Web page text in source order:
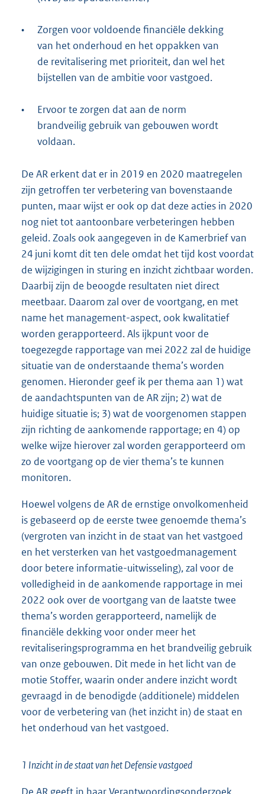
•
Zorgen voor voldoende financiële dekking
van het onderhoud en het oppakken van
de revitalisering met prioriteit, dan wel het
bijstellen van de ambitie voor vastgoed.
•
Ervoor te zorgen dat aan de norm
brandveilig gebruik van gebouwen wordt
voldaan.
De AR erkent dat er in 2019 en 2020 maatregelen
zijn getroffen ter verbetering van bovenstaande
punten, maar wijst er ook op dat deze acties in 2020
nog niet tot aantoonbare verbeteringen hebben
geleid. Zoals ook aangegeven in de Kamerbrief van
24 juni komt dit ten dele omdat het tijd kost voordat
de wijzigingen in sturing en inzicht zichtbaar worden.
Daarbij zijn de beoogde resultaten niet direct
meetbaar. Daarom zal over de voortgang, en met
name het management-aspect, ook kwalitatief
worden gerapporteerd. Als ijkpunt voor de
toegezegde rapportage van mei 2022 zal de huidige
situatie van de onderstaande thema’s worden
genomen. Hieronder geef ik per thema aan 1) wat
de aandachtspunten van de AR zijn; 2) wat de
huidige situatie is; 3) wat de voorgenomen stappen
zijn richting de aankomende rapportage; en 4) op
welke wijze hierover zal worden gerapporteerd om
zo de voortgang op de vier thema’s te kunnen
monitoren.
Hoewel volgens de AR de ernstige onvolkomenheid
is gebaseerd op de eerste twee genoemde thema’s
(vergroten van inzicht in de staat van het vastgoed
en het versterken van het vastgoedmanagement
door betere informatie-uitwisseling), zal voor de
volledigheid in de aankomende rapportage in mei
2022 ook over de voortgang van de laatste twee
thema’s worden gerapporteerd, namelijk de
financiële dekking voor onder meer het
revitaliseringsprogramma en het brandveilig gebruik
van onze gebouwen. Dit mede in het licht van de
motie Stoffer, waarin onder andere inzicht wordt
gevraagd in de benodigde (additionele) middelen
voor de verbetering van (het inzicht in) de staat en
het onderhoud van het vastgoed.
1 Inzicht in de staat van het Defensie vastgoed